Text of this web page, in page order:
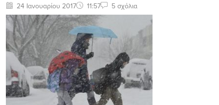
24 Ιανουαρίου 2017 11:57 5 σχόλια